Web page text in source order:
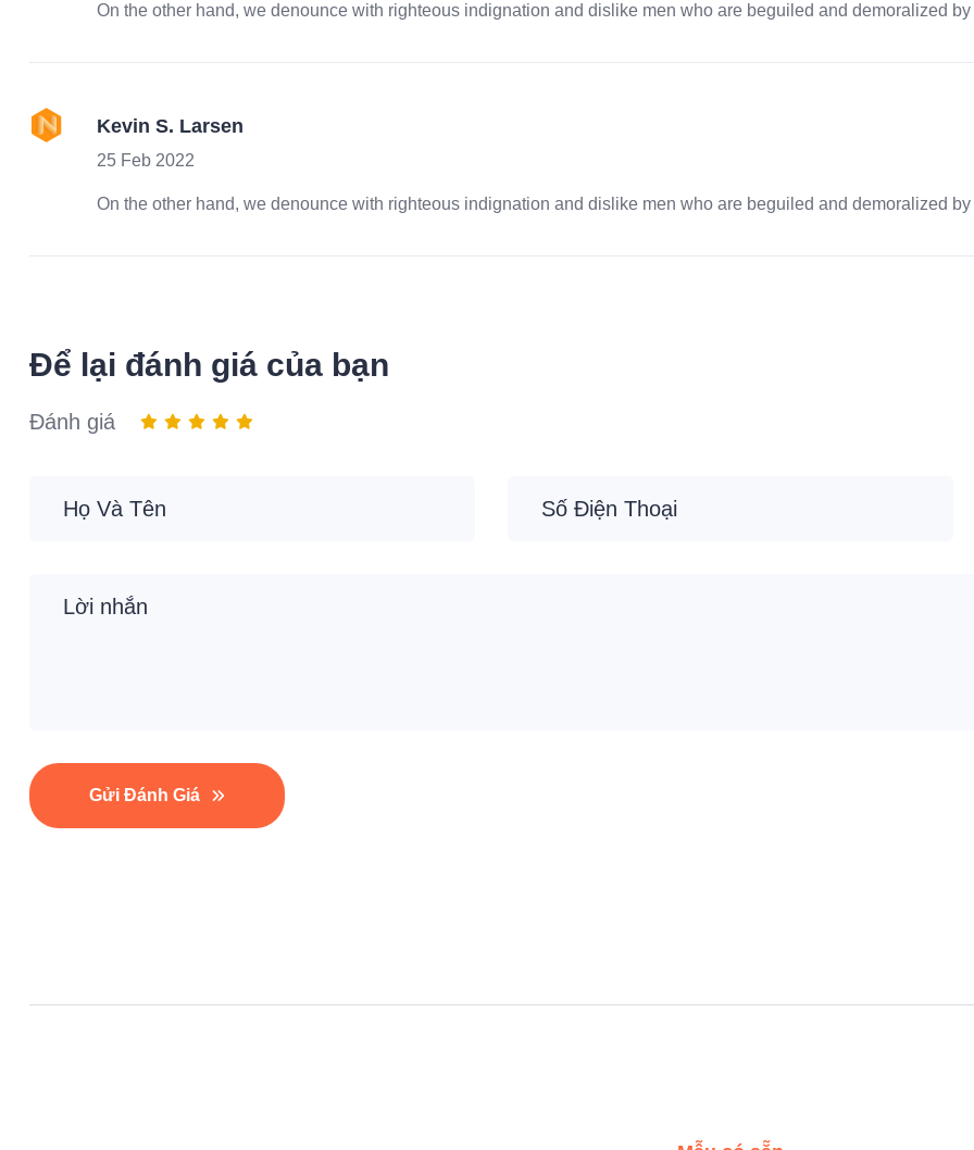
On the other hand, we denounce with righteous indignation and dislike men who are beguiled and demoralized
Kevin S. Larsen
25 Feb 2022
On the other hand, we denounce with righteous indignation and dislike men who are beguiled and demoralized
Để lại đánh giá của bạn
Đánh giá
Gửi Đánh Giá